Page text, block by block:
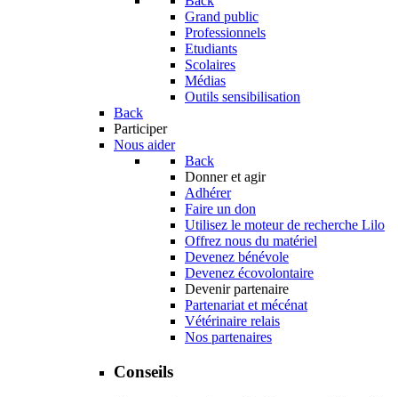
Grand public
Professionnels
Etudiants
Scolaires
Médias
Outils sensibilisation
Back
Participer
Nous aider
Back
Donner et agir
Adhérer
Faire un don
Utilisez le moteur de recherche Lilo
Offrez nous du matériel
Devenez bénévole
Devenez écovolontaire
Devenir partenaire
Partenariat et mécénat
Vétérinaire relais
Nos partenaires
Conseils